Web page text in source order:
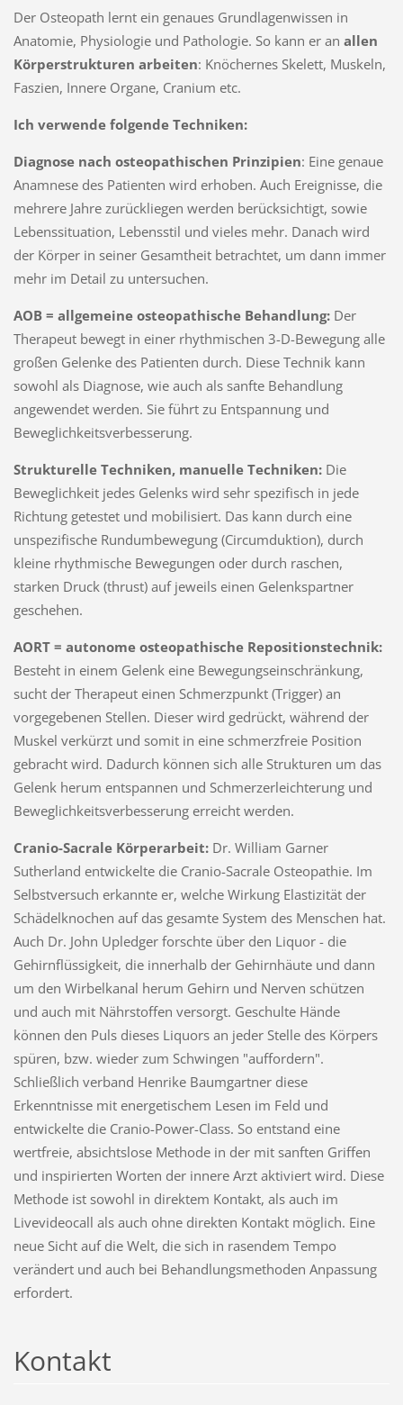
Der Osteopath lernt ein genaues Grundlagenwissen in
Anatomie, Physiologie und Pathologie. So kann er an allen
Körperstrukturen arbeiten: Knöchernes Skelett, Muskeln,
Faszien, Innere Organe, Cranium etc.
Ich verwende folgende Techniken:
Diagnose nach osteopathischen Prinzipien: Eine genaue
Anamnese des Patienten wird erhoben. Auch Ereignisse, die
mehrere Jahre zurückliegen werden berücksichtigt, sowie
Lebenssituation, Lebensstil und vieles mehr. Danach wird
der Körper in seiner Gesamtheit betrachtet, um dann immer
mehr im Detail zu untersuchen.
AOB = allgemeine osteopathische Behandlung:Der
Therapeut bewegt in einer rhythmischen 3-D-Bewegung alle
großen Gelenke des Patienten durch. Diese Technik kann
sowohl als Diagnose, wie auch als sanfte Behandlung
angewendet werden. Sie führt zu Entspannung und
Beweglichkeitsverbesserung.
Strukturelle Techniken, manuelle Techniken:Die
Beweglichkeit jedes Gelenks wird sehr spezifisch in jede
Richtung getestet und mobilisiert. Das kann durch eine
unspezifische Rundumbewegung (Circumduktion), durch
kleine rhythmische Bewegungen oder durch raschen,
starken Druck (thrust) auf jeweils einen Gelenkspartner
geschehen.
AORT = autonome osteopathische Repositionstechnik:
Besteht in einem Gelenk eine Bewegungseinschränkung,
sucht der Therapeut einen Schmerzpunkt (Trigger) an
vorgegebenen Stellen. Dieser wird gedrückt, während der
Muskel verkürzt und somit in eine schmerzfreie Position
gebracht wird. Dadurch können sich alle Strukturen um das
Gelenk herum entspannen und Schmerzerleichterung und
Beweglichkeitsverbesserung erreicht werden.
Cranio-Sacrale Körperarbeit: Dr. William Garner
Sutherland entwickelte die Cranio-Sacrale Osteopathie. Im
Selbstversuch erkannte er, welche Wirkung Elastizität der
Schädelknochen auf das gesamte System des Menschen hat.
Auch Dr. John Upledger forschte über den Liquor - die
Gehirnflüssigkeit, die innerhalb der Gehirnhäute und dann
um den Wirbelkanal herum Gehirn und Nerven schützen
und auch mit Nährstoffen versorgt. Geschulte Hände
können den Puls dieses Liquors an jeder Stelle des Körpers
spüren, bzw. wieder zum Schwingen "auffordern".
Schließlich verband Henrike Baumgartner diese
Erkenntnisse mit energetischem Lesen im Feld und
entwickelte die Cranio-Power-Class. So entstand eine
wertfreie, absichtslose Methode in der mit sanften Griffen
und inspirierten Worten der innere Arzt aktiviert wird. Diese
Methode ist sowohl in direktem Kontakt, als auch im
Livevideocall als auch ohne direkten Kontakt möglich. Eine
neue Sicht auf die Welt, die sich in rasendem Tempo
verändert und auch bei Behandlungsmethoden Anpassung
erfordert.
Kontakt